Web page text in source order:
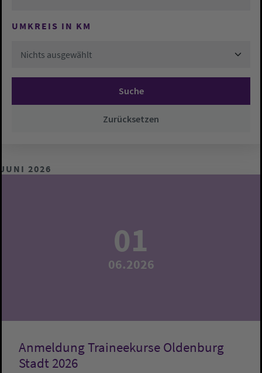
UMKREIS IN KM
Nichts ausgewählt
Suche
Zurücksetzen
JUNI 2026
01
06.2026
Anmeldung Traineekurse Oldenburg
Stadt 2026